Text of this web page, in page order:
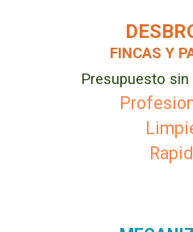
FINCAS Y
Presupuesto